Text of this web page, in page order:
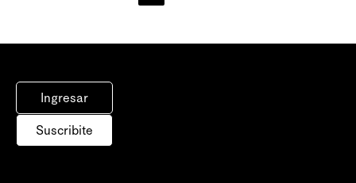
Ingresar
Suscribite